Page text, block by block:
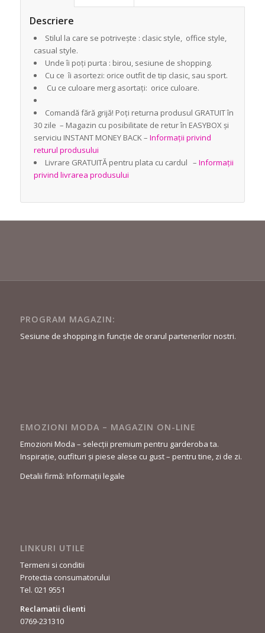
Descriere
Stilul la care se potrivește : clasic style, office style,
casual style.
Unde îi poți purta : birou, sesiune de shopping.
Cu ce îi asortezi: orice outfit de tip clasic, sau sport.
Cu ce culoare merg asortați: orice culoare.
Comandă fără grijă! Poți returna produsul GRATUIT în
30 zile – Magazin cu posibilitate de retur în EASYBOX și
serviciu INSTANT MONEY BACK – Informații privind
returul produsului
Livrare GRATUITĂ pentru plata cu cardul – Informații
privind livrarea produsului
PROGRAM MAGAZIN:
Sesiune de shopping in funcție de orarul partenerilor nostri.
EMOZIONI MODA – MAGAZIN ON-LINE
Emozioni Moda – selecții premium pentru garderoba ta.
Inspirație, outfituri și piese alese cu gust – pentru tine, zi de zi.
Detalii firmă: Informații legale
LINKURI UTILE
Termeni si conditii
Protectia consumatorului
Tel. 021 9551
Reclamatii clienti
0769-231310